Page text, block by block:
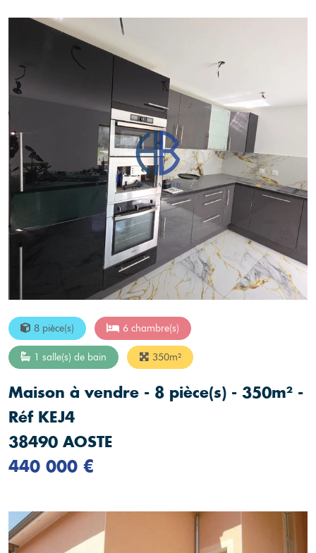
8 pièce(s) 6 chambre(s)
1 salle(s) de bain 350m²
Maison à vendre - 8 pièce(s) - 350m² -
Réf KEJ4
38490 AOSTE
440 000 €